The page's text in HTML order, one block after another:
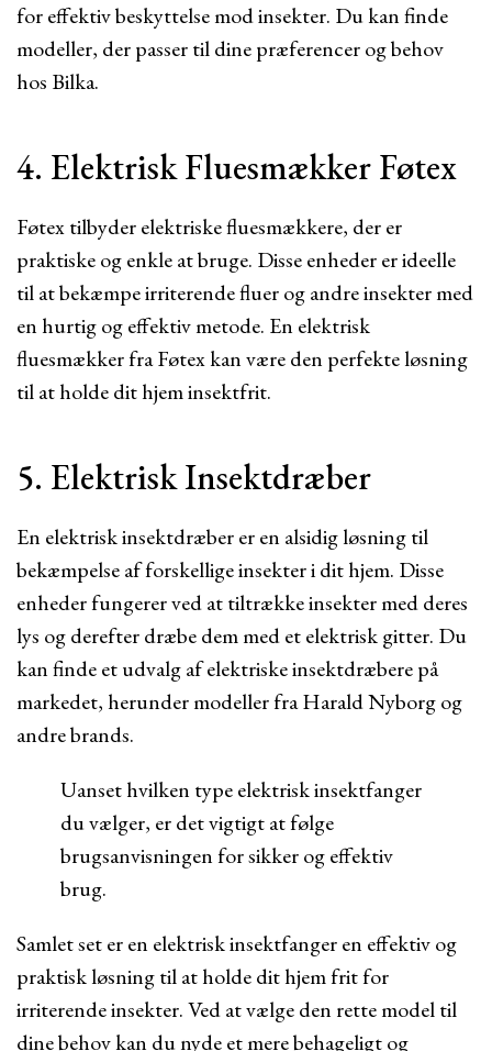
for effektiv beskyttelse mod insekter. Du kan finde
modeller, der passer til dine præferencer og behov
hos Bilka.
4. Elektrisk Fluesmækker Føtex
Føtex tilbyder elektriske fluesmækkere, der er
praktiske og enkle at bruge. Disse enheder er ideelle
til at bekæmpe irriterende fluer og andre insekter med
en hurtig og effektiv metode. En elektrisk
fluesmækker fra Føtex kan være den perfekte løsning
til at holde dit hjem insektfrit.
5. Elektrisk Insektdræber
En elektrisk insektdræber er en alsidig løsning til
bekæmpelse af forskellige insekter i dit hjem. Disse
enheder fungerer ved at tiltrække insekter med deres
lys og derefter dræbe dem med et elektrisk gitter. Du
kan finde et udvalg af elektriske insektdræbere på
markedet, herunder modeller fra Harald Nyborg og
andre brands.
Uanset hvilken type elektrisk insektfanger
du vælger, er det vigtigt at følge
brugsanvisningen for sikker og effektiv
brug.
Samlet set er en elektrisk insektfanger en effektiv og
praktisk løsning til at holde dit hjem frit for
irriterende insekter. Ved at vælge den rette model til
dine behov kan du nyde et mere behageligt og